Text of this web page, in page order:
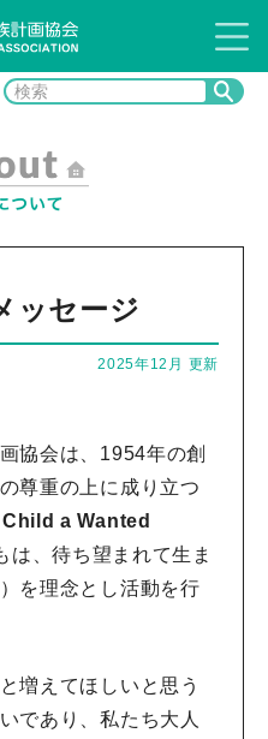
ッセージ
2025年12月 更新
協会は、1954年の創
尊重の上に成り立つ
Child a Wanted
は、待ち望まれて生ま
を理念とし活動を行
増えてほしいと思う
であり、私たち大人